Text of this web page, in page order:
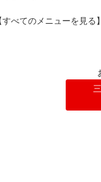
べてのメニューを見